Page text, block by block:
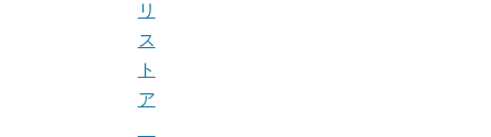
リ
ス
ト
ア